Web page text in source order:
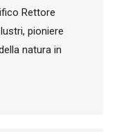
Rettore
pioniere
natura in